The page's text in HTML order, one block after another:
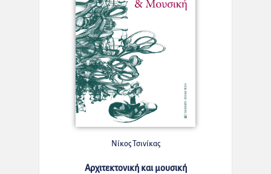
Νίκος Τσινίκας
Αρχιτεκτονική και μουσική